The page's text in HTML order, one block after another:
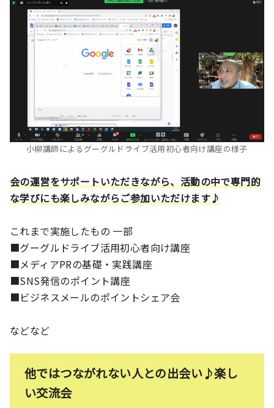
小柳講師によるグーグルドライブ活用初心者向け講座の様子
会の運営をサポートいただきながら、活動の中で専門的
な学びにも楽しみながらご参加いただけます♪
これまで実施したもの 一部
■グーグルドライブ活用初心者向け講座
■メディアPRの基礎・実践講座
■SNS発信のポイント講座
■ビジネスメールのポイントシェア会
などなど
他ではつながれない人との出会い♪楽し
い交流会